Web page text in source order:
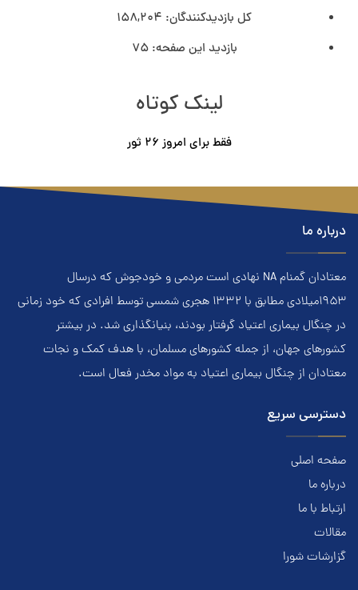
کل بازدیدکنند‌گان: 158,204
بازدید این صفحه:75
لینک کوتاه
فقط برای امروز ٢۶ ثور
درباره ما
معتادان گمنام NA نهادي است مردمي و خودجوش که درسال
۱۹۵۳ميلادي مطابق با ۱۳۳۲ هجري‌ شمسي توسط افرادي که خود زماني
در چنگال بیماری اعتياد گرفتار بودند، بنيانگذاري شد. در بيشتر
کشور‌هاي جهان، از جمله کشور‌هاي مسلمان، با هدف کمک و نجات
معتادان از چنگال بیماری اعتياد به مواد مخدر فعال است.
دسترسی سریع
صفحه اصلی
درباره ما
ارتباط با ما
مقالات
گزارشات شورا